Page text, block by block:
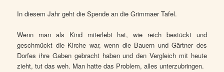
In diesem Jahr geht die Spende an die Grimmaer Tafel.
Wenn man als Kind miterlebt hat, wie reich bestückt und
geschmückt die Kirche war, wenn die Bauern und Gärtner des
Dorfes ihre Gaben gebracht haben und den Vergleich mit heute
zieht, tut das weh. Man hatte das Problem, alles unterzubringen.